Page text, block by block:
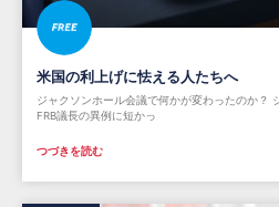
米国の利上げに怯える人たちへ
ジャクソンホール会議で何かが変わったのか？
FRB議長の異例に短かっ
つづきを読む